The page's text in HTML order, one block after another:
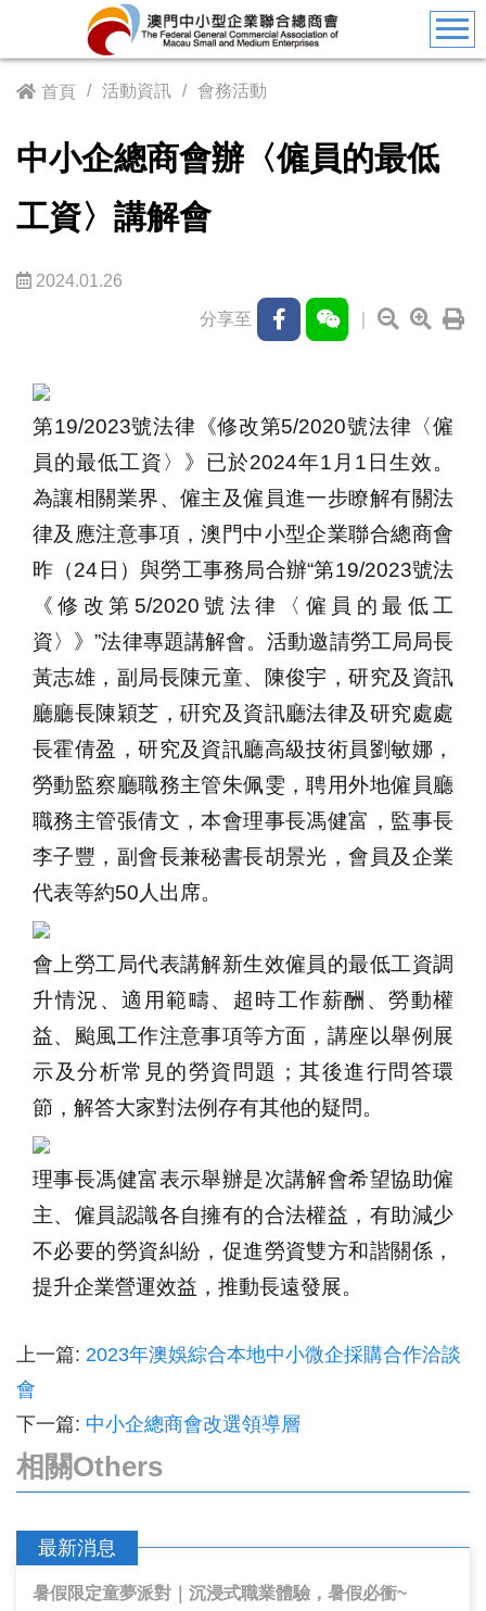
首頁 活動資訊 會務活動
中小企總商會辦〈僱員的最低
工資〉講解會
2024.01.26
分享至
第19/2023號法律《修改第5/2020號法律〈僱
員的最低工資〉》已於2024年1月1日生效。
為讓相關業界、僱主及僱員進一步瞭解有關法
律及應注意事項，澳門中小型企業聯合總商會
昨（24日）與勞工事務局合辦“第19/2023號法
《修改第5/2020號法律〈僱員的最低工
資〉》”法律專題講解會。活動邀請勞工局局長
黃志雄，副局長陳元童、陳俊宇，研究及資訊
廳廳長陳穎芝 ， 硏究及資訊廳法律及研究處處
長霍倩盈 ，研究及資訊廳高級技術員劉敏娜 ，
勞動監察廳職務主管朱佩雯 ，聘用外地僱員廳
職務主管張倩文 ，本會理事長馮健富，監事長
李子豐，副會長兼秘書長胡景光，會員及企業
代表等約50人出席。
會上勞工局代表講解新生效僱員的最低工資調
升情況、適用範疇、超時工作薪酬、勞動權
益、颱風工作注意事項等方面，講座以舉例展
示及分析常見的勞資問題；其後進行問答環
節，解答大家對法例存有其他的疑問。
理事長馮健富表示舉辦是次講解會希望協助僱
主、僱員認識各自擁有的合法權益，有助減少
不必要的勞資糾紛，促進勞資雙方和諧關係，
提升企業營運效益，推動長遠發展。
上一篇: 2023年澳娛綜合本地中小微企採購合作洽談
會
下一篇: 中小企總商會改選領導層
相關Others
最新消息
暑假限定童夢派對｜沉浸式職業體驗，暑假必衝~